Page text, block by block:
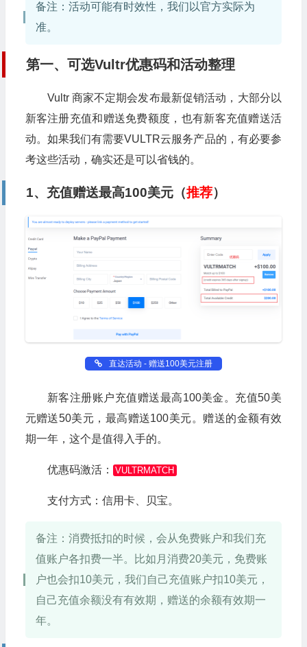
备注：活动可能有时效性，我们以官方实际为
准。
第一、可选Vultr优惠码和活动整理
Vultr 商家不定期会发布最新促销活动，大部分以
新客注册充值和赠送免费额度，也有新客充值赠送活
动。如果我们有需要VULTR云服务产品的，有必要参
考这些活动，确实还是可以省钱的。
1、充值赠送最高100美元（推荐）
直达活动 - 赠送100美元注册
新客注册账户充值赠送最高100美金。充值50美
元赠送50美元，最高赠送100美元。赠送的金额有效
期一年，这个是值得入手的。
优惠码激活： VULTRMATCH
支付方式：信用卡、贝宝。
备注：消费抵扣的时候，会从免费账户和我们充
值账户各扣费一半。比如月消费20美元，免费账
户也会扣10美元，我们自己充值账户扣10美元，
自己充值余额没有有效期，赠送的余额有效期一
年。